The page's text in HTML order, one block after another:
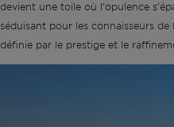
devient une toile où l'opulence
séduisant pour les connaisseurs
définie par le prestige et le